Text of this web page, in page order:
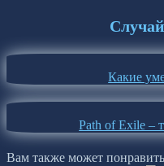
Какие
Path of Exile –
Вам также может